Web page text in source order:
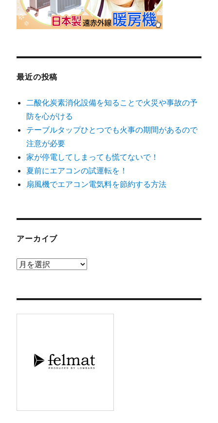
最近の投稿
二酸化炭素消化設備を知ることで火災や事故の予
防を心がける
テーブルタップひとつでも火事の期間があるので
注意が必要
家が停電してしまっても慌てないで！
夏前にエアコンの試運転を！
扇風機でエアコン電気料を節約する方法
アーカイブ
ア